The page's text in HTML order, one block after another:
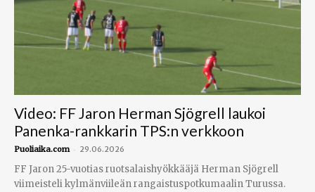
Video: FF Jaron Herman Sjögrell laukoi
Panenka-rankkarin TPS:n verkkoon
Puoliaika.com - 29.06.2026
FF Jaron 25-vuotias ruotsalaishyökkääjä Herman Sjögrell
viimeisteli kylmänviileän rangaistuspotkumaalin Turussa.